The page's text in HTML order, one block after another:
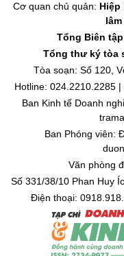
Cơ quan chủ quản:
Tổng Biên
Tổng thư ký tòa
Tòa soạn: Số 120,
Hotline: 024.2210.2285
Ban Kinh tế Doanh
Ban Phóng viên:
Văn phòng
Số 331/38/10 Phan Huy
Điện thoại: